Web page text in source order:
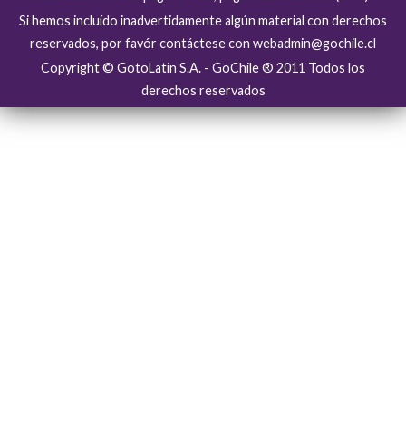
Si hemos incluído inadvertidamente algún material con derechos
reservados, por favór contáctese con webadmin@gochile.cl
Copyright © GotoLatin S.A. - GoChile ® 2011 Todos los
derechos reservados